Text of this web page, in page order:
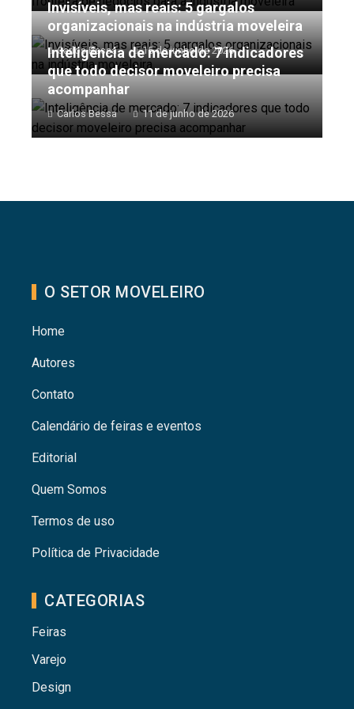
Invisíveis, mas reais: 5 gargalos
organizacionais na indústria moveleira
Carlos Bessa 15 de junho de 2026
Inteligência de mercado: 7 indicadores
que todo decisor moveleiro precisa
acompanhar
Carlos Bessa 11 de junho de 2026
O SETOR MOVELEIRO
Home
Autores
Contato
Calendário de feiras e eventos
Editorial
Quem Somos
Termos de uso
Política de Privacidade
CATEGORIAS
Feiras
Varejo
Design